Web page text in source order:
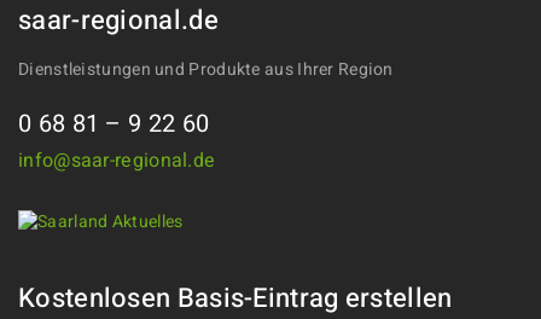
saar-regional.de
Dienstleistungen und Produkte aus Ihrer Region
0 68 81 – 9 22 60
info@saar-regional.de
Kostenlosen Basis-Eintrag erstellen